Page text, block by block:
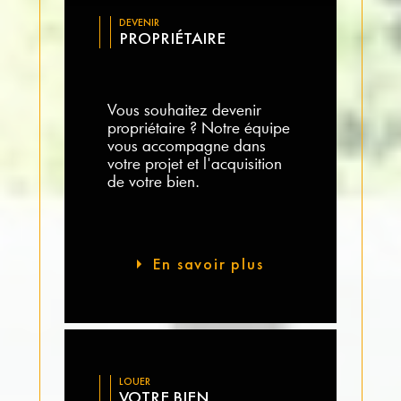
DEVENIR
PROPRIÉTAIRE
Vous souhaitez devenir
propriétaire ? Notre équipe
vous accompagne dans
votre projet et l'acquisition
de votre bien.
En savoir plus
LOUER